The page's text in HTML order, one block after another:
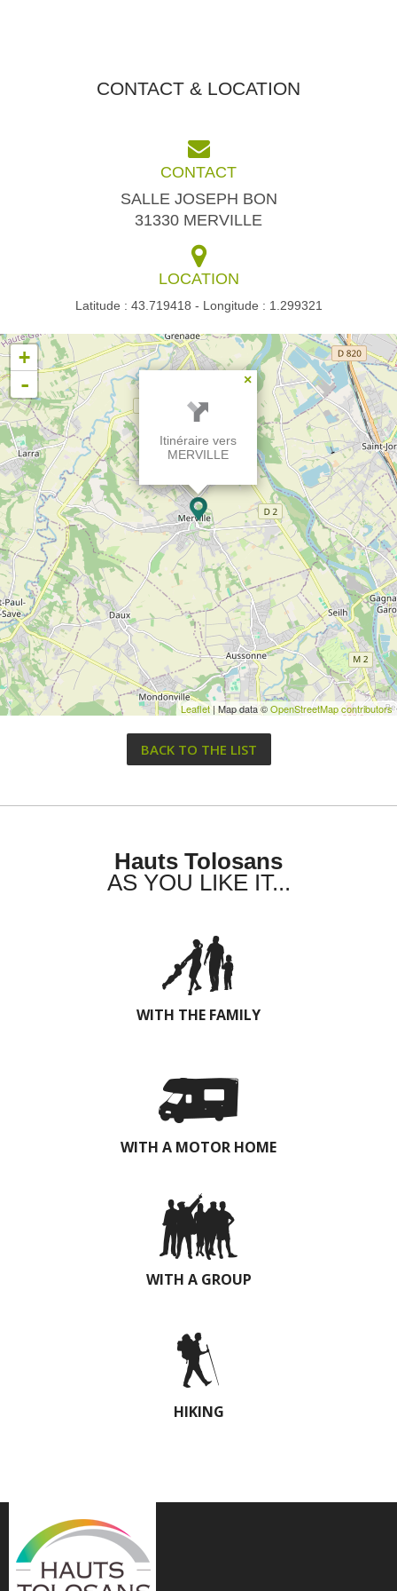
CONTACT & LOCATION
CONTACT
SALLE JOSEPH BON
31330 MERVILLE
LOCATION
Latitude : 43.719418 - Longitude : 1.299321
×
Itinéraire vers
MERVILLE
+
-
Leaflet| Map data ©OpenStreetMap contributors
BACK TO THE LIST
Hauts Tolosans
AS YOU LIKE IT...
WITH THE FAMILY
WITH A MOTOR HOME
WITH A GROUP
HIKING